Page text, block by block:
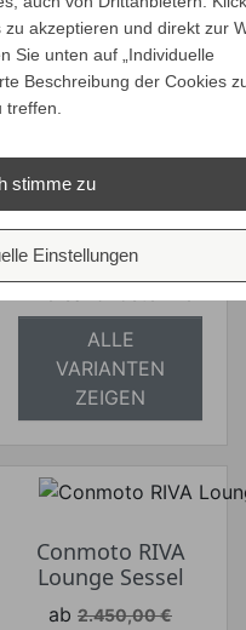
HUSK OUTDOOR
Sessel, hohes
Armlehnpolster
Verkaufspreis
ab
Ihr Spar-Preis
Preise inkl. ges.
MwSt.
absolut
ALLE
VARIANTEN
ZEIGEN
Conmoto RIVA
Lounge Sessel
Verkaufspreis
ab 2.450,00 €
zu akzeptieren und direkt zur
Sie unten auf „Individuelle
Beschreibung der Cookies
stimme zu
Einstellungen